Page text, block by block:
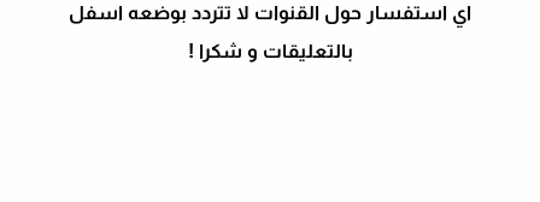
اي استفسار حول القنوات لا تتردد بوضعه اسفل
بالتعليقات و شكرا !